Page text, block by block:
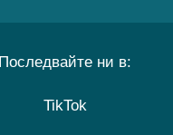
Последвайте ни в:
TikTok